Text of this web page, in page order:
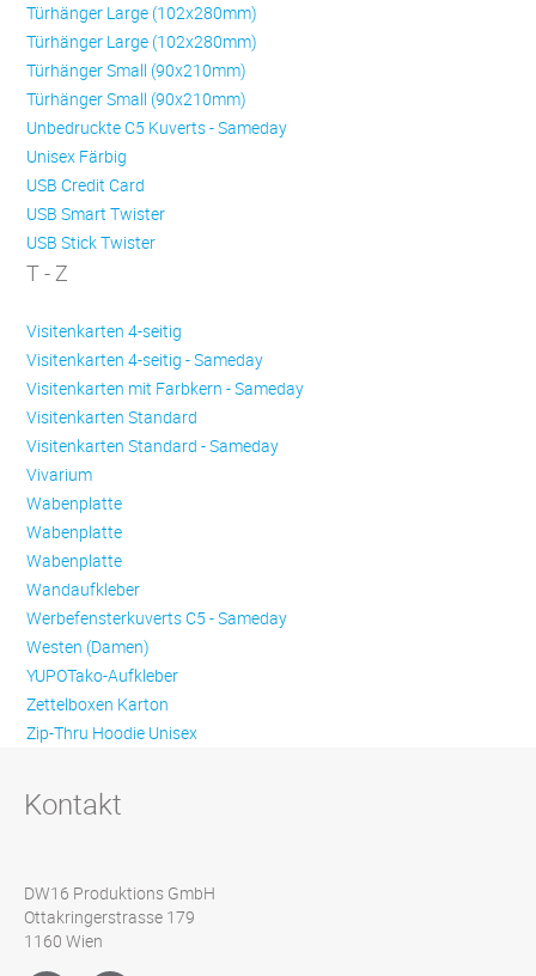
Türhänger Large (102x280mm)
Türhänger Large (102x280mm)
Türhänger Small (90x210mm)
Türhänger Small (90x210mm)
Unbedruckte C5 Kuverts - Sameday
Unisex Färbig
USB Credit Card
USB Smart Twister
USB Stick Twister
T - Z
Visitenkarten 4-seitig
Visitenkarten 4-seitig - Sameday
Visitenkarten mit Farbkern - Sameday
Visitenkarten Standard
Visitenkarten Standard - Sameday
Vivarium
Wabenplatte
Wabenplatte
Wabenplatte
Wandaufkleber
Werbefensterkuverts C5 - Sameday
Westen (Damen)
YUPOTako-Aufkleber
Zettelboxen Karton
Zip-Thru Hoodie Unisex
Kontakt
DW16 Produktions GmbH
Ottakringerstrasse 179
1160 Wien